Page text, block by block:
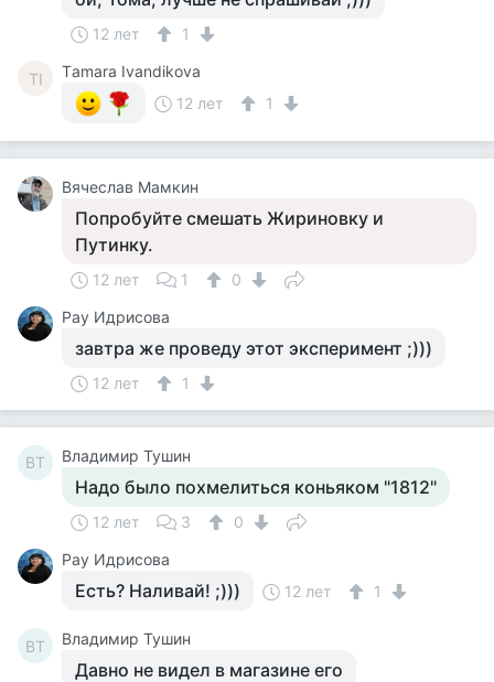
12 лет 1
ТI
Тamara Ivandikova
12 лет
1
Вячеслав Мамкин
Попробуйте смешать Жириновку и
Путинку.
12 лет 1
0
Рау Идрисова
завтра же проведу этот эксперимент ;)))
12 лет 1
ВТ Владимир Тушин
Надо было похмелиться коньяком "1812"
12 лет 3
0
Рау Идрисова
Есть? Наливай! ;))) 12 лет 1
ВТ Владимир Тушин
Давно не видел в магазине его